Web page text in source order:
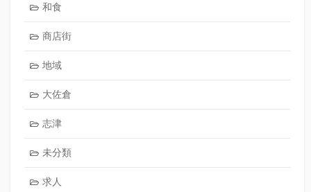
和食
商店街
地域
大佐倉
志津
未分類
求人